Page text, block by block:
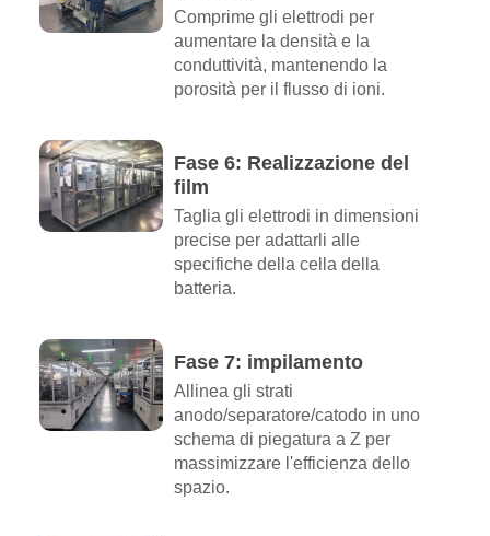
Comprime gli elettrodi per
aumentare la densità e la
conduttività, mantenendo la
porosità per il flusso di ioni.
Fase 6: Realizzazione del
film
Taglia gli elettrodi in dimensioni
precise per adattarli alle
specifiche della cella della
batteria.
Fase 7: impilamento
Allinea gli strati
anodo/separatore/catodo in uno
schema di piegatura a Z per
massimizzare l'efficienza dello
spazio.